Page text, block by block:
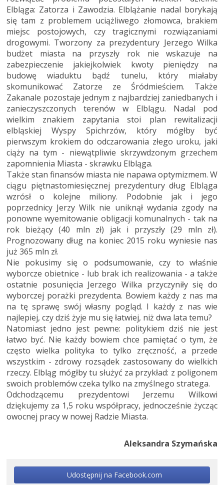
Elbląga: Zatorza i Zawodzia. Elblążanie nadal borykają
się tam z problemem uciążliwego złomowca, brakiem
miejsc postojowych, czy tragicznymi rozwiązaniami
drogowymi. Tworzony za prezydentury Jerzego Wilka
budżet miasta na przyszły rok nie wskazuje na
zabezpieczenie jakiejkolwiek kwoty pieniędzy na
budowę wiaduktu bądź tunelu, który miałaby
skomunikować Zatorze ze Śródmieściem. Także
Zakanale pozostaje jednym z najbardziej zaniedbanych i
zanieczyszczonych terenów w Elblągu. Nadal pod
wielkim znakiem zapytania stoi plan rewitalizacji
elbląskiej Wyspy Spichrzów, który mógłby być
pierwszym krokiem do odczarowania złego uroku, jaki
ciąży na tym - niewątpliwie skrzywdzonym grzechem
zapomnienia Miasta - skrawku Elbląga.
Także stan finansów miasta nie napawa optymizmem. W
ciągu piętnastomiesięcznej prezydentury dług Elbląga
wzrósł o kolejne miliony. Podobnie jak i jego
poprzednicy Jerzy Wilk nie uniknął wydania zgody na
ponowne wyemitowanie obligacji komunalnych - tak na
rok bieżący (40 mln zł) jak i przyszły (29 mln zł).
Prognozowany dług na koniec 2015 roku wyniesie nas
już 365 mln zł.
Nie pokusimy się o podsumowanie, czy to właśnie
wyborcze obietnice - lub brak ich realizowania - a także
ostatnie posunięcia Jerzego Wilka przyczyniły się do
wyborczej porażki prezydenta. Bowiem każdy z nas ma
na tę sprawę swój własny pogląd. I każdy z nas wie
najlepiej, czy dziś żyje mu się łatwiej, niż dwa lata temu?
Natomiast jedno jest pewne: politykiem dziś nie jest
łatwo być. Nie każdy bowiem chce pamiętać o tym, że
często wiel­ka polityka to tyl­ko zręczność, a przede
wszystkim - zdro­wy rozsądek zastosowany do wiel­kich
rzeczy. Elbląg mógłby tu służyć za przykład: z poligonem
swoich problemów czeka tylko na zmyślnego stratega.
Odchodzącemu prezydentowi Jerzemu Wilkowi
dziękujemy za 1,5 roku współpracy, jednocześnie życząc
owocnej pracy w nowej Radzie Miasta.
Aleksandra Szymańska
Udostępnij na Facebook.com